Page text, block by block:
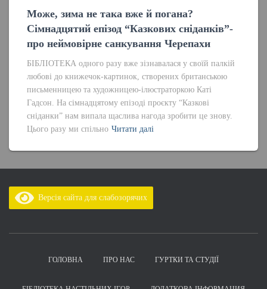
Може, зима не така вже й погана?
Сімнадцятий епізод “Казкових сніданків”-
про неймовірне санкування Черепахи
БІБЛІОТЕКА одного разу вже зізнавалася у своїй палкій
любові до книжечок-картинок, створених британською
письменницею та художницею-ілюстраторкою Каті
Гадсон. На сімнадцятому епізоді проєкту “Казкові
сніданки” нам випала щаслива нагода зробити це знову.
Цього разу ми спільно Читати далі
Версія сайта для слабозорячих
ГОЛОВНА ПРО НАС ГУРТКИ ТА СТУДІЇ